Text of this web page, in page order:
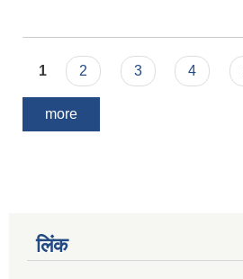
Pages
1 2 3 4
more
लिंक